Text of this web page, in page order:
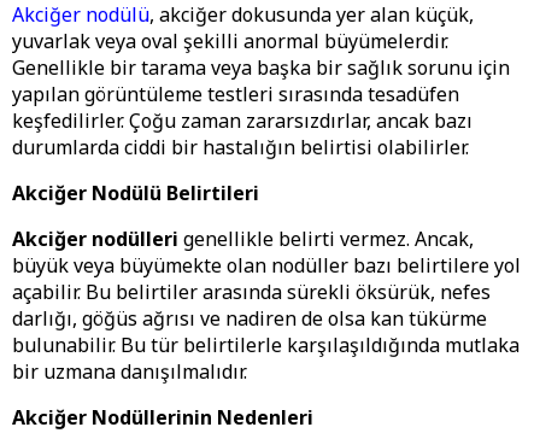
Akciğer nodülü, akciğer dokusunda yer alan küçük,
yuvarlak veya oval şekilli anormal büyümelerdir.
Genellikle bir tarama veya başka bir sağlık sorunu için
yapılan görüntüleme testleri sırasında tesadüfen
keşfedilirler. Çoğu zaman zararsızdırlar, ancak bazı
durumlarda ciddi bir hastalığın belirtisi olabilirler.
Akciğer Nodülü Belirtileri
Akciğer nodülleri genellikle belirti vermez. Ancak,
büyük veya büyümekte olan nodüller bazı belirtilere yol
açabilir. Bu belirtiler arasında sürekli öksürük, nefes
darlığı, göğüs ağrısı ve nadiren de olsa kan tükürme
bulunabilir. Bu tür belirtilerle karşılaşıldığında mutlaka
bir uzmana danışılmalıdır.
Akciğer Nodüllerinin Nedenleri